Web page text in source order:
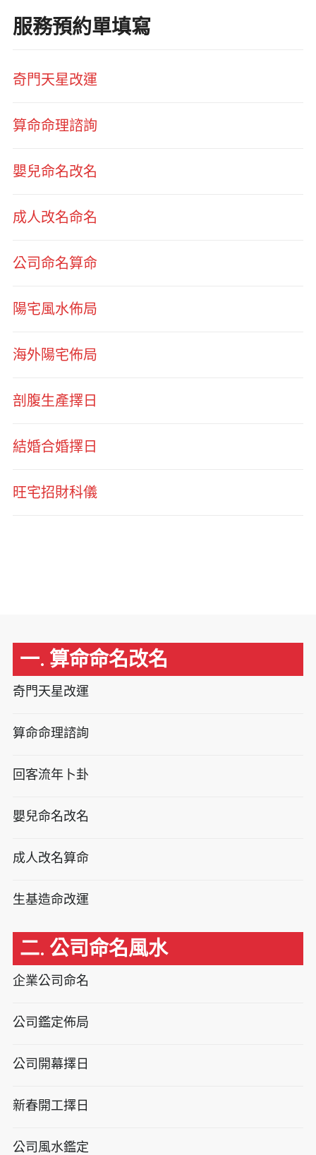
服務預約單填寫
奇門天星改運
算命命理諮詢
嬰兒命名改名
成人改名命名
公司命名算命
陽宅風水佈局
海外陽宅佈局
剖腹生產擇日
結婚合婚擇日
旺宅招財科儀
一. 算命命名改名
奇門天星改運
算命命理諮詢
回客流年卜卦
嬰兒命名改名
成人改名算命
生基造命改運
二. 公司命名風水
企業公司命名
公司鑑定佈局
公司開幕擇日
新春開工擇日
公司風水鑑定